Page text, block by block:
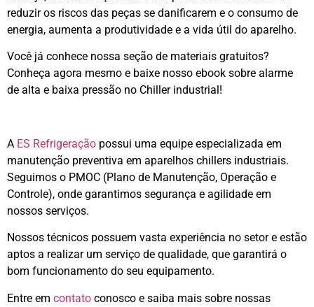
reduzir os riscos das peças se danificarem e o consumo de
energia, aumenta a produtividade e a vida útil do aparelho.
Você já conhece nossa seção de materiais gratuitos?
Conheça agora mesmo e baixe nosso ebook sobre alarme
de alta e baixa pressão no Chiller industrial!
A ES Refrigeração possui uma equipe especializada em
manutenção preventiva em aparelhos chillers industriais.
Seguimos o PMOC (Plano de Manutenção, Operação e
Controle), onde garantimos segurança e agilidade em
nossos serviços.
Nossos técnicos possuem vasta experiência no setor e estão
aptos a realizar um serviço de qualidade, que garantirá o
bom funcionamento do seu equipamento.
Entre em contato conosco e saiba mais sobre nossas